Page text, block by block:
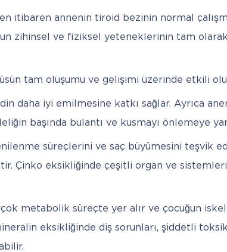
itibaren annenin tiroid bezinin normal
zihinsel ve fiziksel yeteneklerinin tam olarak
tam oluşumu ve gelişimi üzerinde etkili
daha iyi emilmesine katkı sağlar. Ayrıca
başında bulantı ve kusmayı önlemeye
süreçlerini ve saç büyümesini teşvik
Çinko eksikliğinde çeşitli organ ve
metabolik süreçte yer alır ve çocuğun
eksikliğinde diş sorunları, şiddetli